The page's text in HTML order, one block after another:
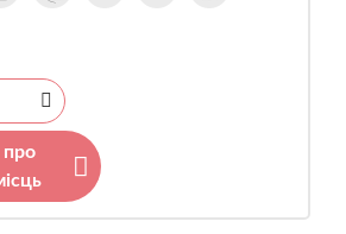
про